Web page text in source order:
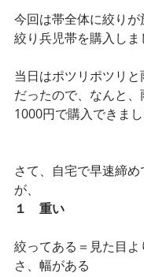
今回は帯全体に絞り
絞り兵児帯を購入しま
当日はポツリポツリ
だったので、なんと、
1000円で購入できまし
さて、自宅で早速締
が、
１　重い
絞ってある＝見た目
さ、幅がある